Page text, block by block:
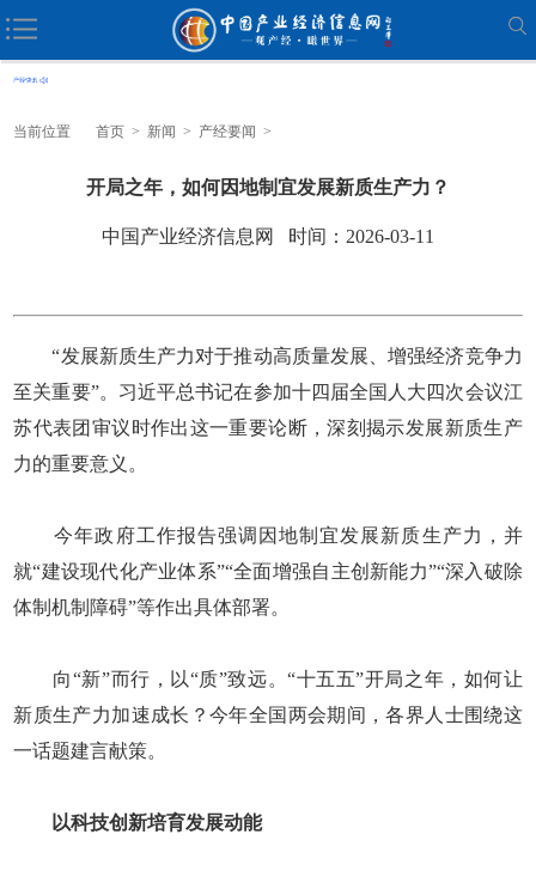
当前位置 首页 > 新闻 > 产经要闻 >
开局之年，如何因地制宜发展新质生产力？
中国产业经济信息网 时间：2026-03-11
“发展新质生产力对于推动高质量发展、增强经济竞争力
至关重要”。习近平总书记在参加十四届全国人大四次会议江
苏代表团审议时作出这一重要论断，深刻揭示发展新质生产
力的重要意义。
今年政府工作报告强调因地制宜发展新质生产力，并
就“建设现代化产业体系”“全面增强自主创新能力”“深入破除
体制机制障碍”等作出具体部署。
向“新”而行，以“质”致远。“十五五”开局之年，如何让
新质生产力加速成长？今年全国两会期间，各界人士围绕这
一话题建言献策。
以科技创新培育发展动能